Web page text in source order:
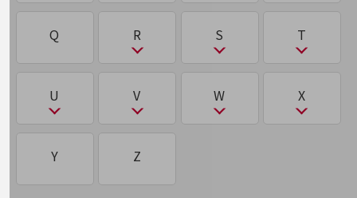
ビジネスお役立ち情報
旬な話題やお役立ち資料などDXの課題を
解決するヒントをお届けする記事サイト
お役立ち資料ダウンロード
トレンド記事特集
サービス・ソリューション
ウェアラブルデバイス
え
エッジAI
け
携帯電話番号ポータビリティ（MNP）
こ
し
シーサート（CSIRT）
シャドーIT
シンギュラリティー
ディスラプター
デジタルツイン
デジタルトランスフォーメーション
ふ
ファイルレスマルウェア
ファクトリーIoT
フィジカルAI
れ
レガシーシステム
レピュテーション
ろ
AGI（汎用型AI）／ASI（超知能AI）
AgileWorking
AR
AWS
BPR
BYOD
CISO
CRM/SFA/MA
CTI
Curveball
DDoS攻撃
DKIM/DMARC/SPF
DNSサーバー
DR
electronic Know Your Customer(eKYC)
eSIM
FinTech
IaaS/PaaS/SaaS
ICT
IoT
IOWN®構想
LBO
LLM
LooCipher
LTE
M
CRM/SFA/MA
M2M
MDM
MedTech
N
NaaS
nanoSIM
NAS
NFV
O
OpenStack
OWASP
P
PaaS/SaaS/IaaS
PBX
PoC
PoliTech
Q R
R
RAG
S
S
CRM/SFA/MA
T
T
Tier1（Tier0/Tier0.5/Tier2/Tier3）
U
U
V
V
W
W
X
XY Z